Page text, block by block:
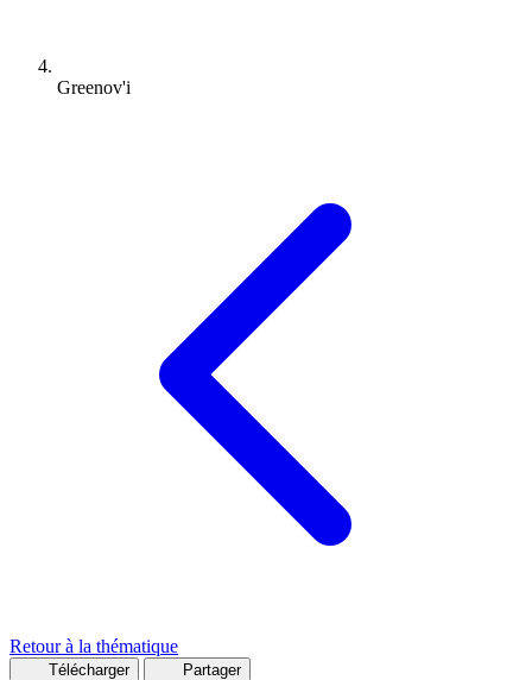
Greenov'i
Retour à la thématique
Télécharger Partager